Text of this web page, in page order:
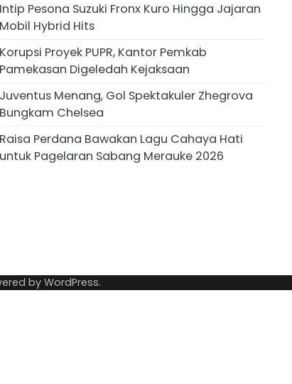
Intip Pesona Suzuki Fronx Kuro Hingga Jajaran
Mobil Hybrid Hits
Korupsi Proyek PUPR, Kantor Pemkab
Pamekasan Digeledah Kejaksaan
Juventus Menang, Gol Spektakuler Zhegrova
Bungkam Chelsea
Raisa Perdana Bawakan Lagu Cahaya Hati
untuk Pagelaran Sabang Merauke 2026
byWordPress.